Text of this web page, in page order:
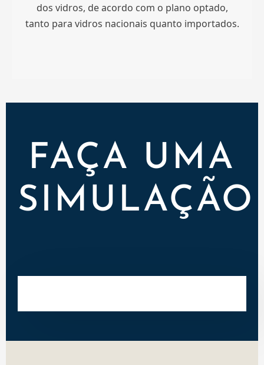
dos vidros, de acordo com o plano optado,
tanto para vidros nacionais quanto importados.
FAÇA UMA
SIMULAÇÃO